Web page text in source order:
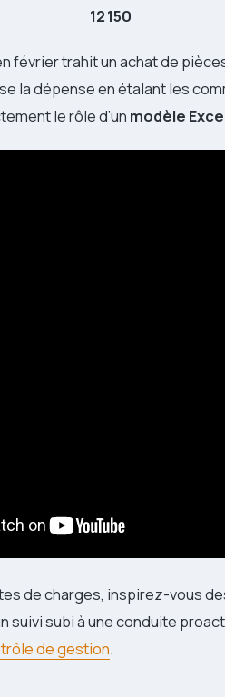
12 150
février trahit un achat de
la dépense en étalant les
le rôle d’un modèle
de charges, inspirez-vous
suivi subi à une conduite
de gestion.